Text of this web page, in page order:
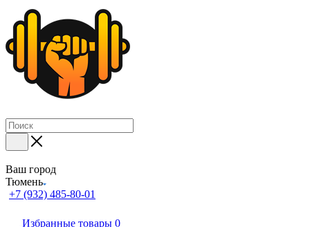
Ваш город
Тюмень
+7 (932) 485-80-01
Избранные товары 0